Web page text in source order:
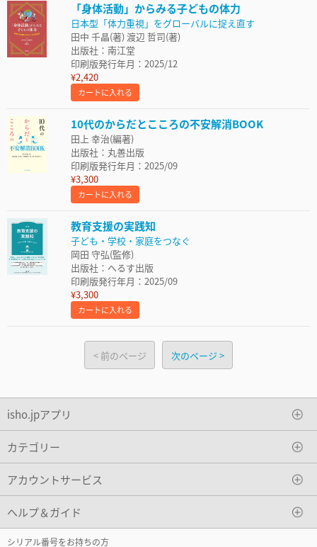
「身体活動」からみる子どもの体力
日本型「体力重視」をグローバルに捉え直す
田中 千晶(著) 渡辺 哲司(著)
出版社：南江堂
印刷版発行年月：2025/12
¥2,420
カートに入れる
10代のからだとこころの不安解消BOOK
田上 幸治(編著)
出版社：丸善出版
印刷版発行年月：2025/09
¥3,300
カートに入れる
教育支援の実践知
子ども・学校・家庭をつなぐ
岡田 守弘(監修)
出版社：へるす出版
印刷版発行年月：2025/09
¥3,300
カートに入れる
前のページ 次のページ
isho.jpアプリ
カテゴリー
アカウントサービス
ヘルプ＆ガイド
シリアル番号をお持ちの方